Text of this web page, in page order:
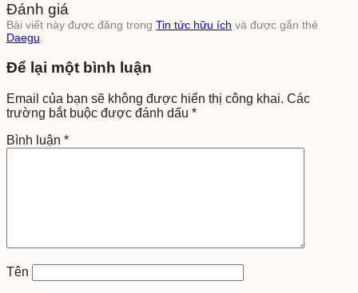
Đánh giá
Bài viết này được đăng trong Tin tức hữu ích và được gắn thẻ
Daegu.
Để lại một bình luận
Email của bạn sẽ không được hiển thị công khai. Các
trường bắt buộc được đánh dấu *
Bình luận *
Tên